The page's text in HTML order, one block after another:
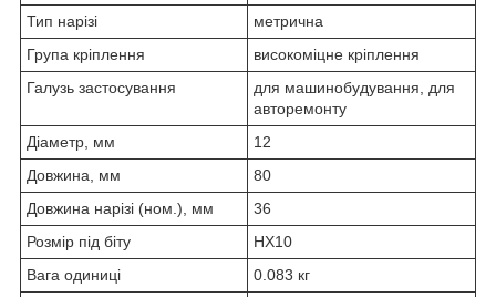
Тип нарізі
метрична
Група кріплення
високоміцне кріплення
Галузь застосування
для машинобудування, для
авторемонту
Діаметр, мм
12
Довжина, мм
80
Довжина нарізі (ном.), мм
36
Розмір під біту
HX10
Вага одиниці
0.083 кг